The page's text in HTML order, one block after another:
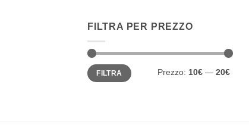
FILTRA PER PREZZO
Prezzo
Min
Prezzo
MaxFILTRA Prezzo: 10€ — 20€